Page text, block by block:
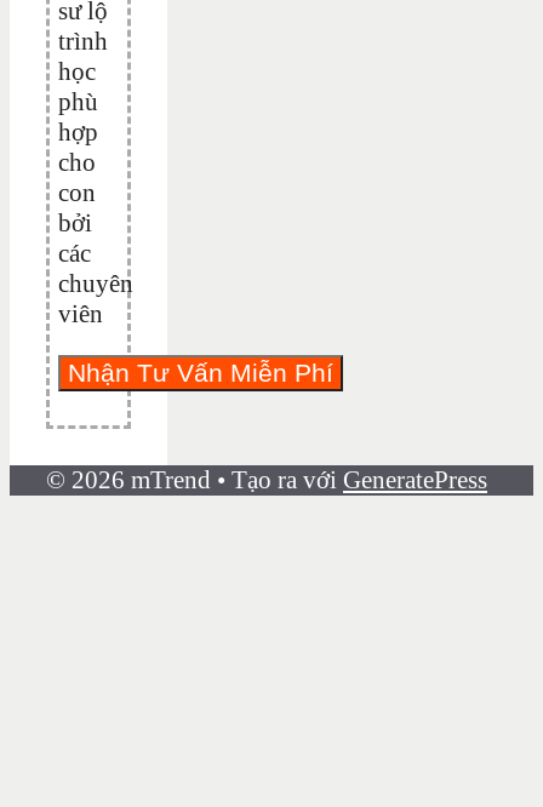
sư lộ
trình
học
phù
hợp
cho
con
bởi
các
chuyên
viên
© 2026 mTrend • Tạo ra với GeneratePress